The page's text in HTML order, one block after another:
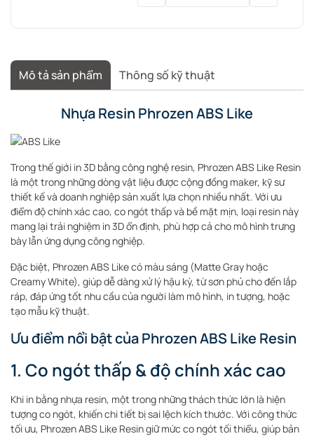
UW03
Chính
Hãng
Mô tả sản phẩm Thông số kỹ thuật
Nhựa Resin Phrozen ABS Like
Trong thế giới in 3D bằng công nghệ resin, Phrozen ABS Like Resin
là một trong những dòng vật liệu được cộng đồng maker, kỹ sư
thiết kế và doanh nghiệp sản xuất lựa chọn nhiều nhất. Với ưu
điểm độ chính xác cao, co ngót thấp và bề mặt mịn, loại resin này
mang lại trải nghiệm in 3D ổn định, phù hợp cả cho mô hình trưng
bày lẫn ứng dụng công nghiệp.
Đặc biệt, Phrozen ABS Like có màu sáng (Matte Gray hoặc
Creamy White), giúp dễ dàng xử lý hậu kỳ, từ sơn phủ cho đến lắp
ráp, đáp ứng tốt nhu cầu của người làm mô hình, in tượng, hoặc
tạo mẫu kỹ thuật.
Ưu điểm nổi bật của Phrozen ABS Like Resin
1. Co ngót thấp & độ chính xác cao
Khi in bằng nhựa resin, một trong những thách thức lớn là hiện
tượng co ngót, khiến chi tiết bị sai lệch kích thước. Với công thức
tối ưu, Phrozen ABS Like Resin giữ mức co ngót tối thiểu, giúp bản